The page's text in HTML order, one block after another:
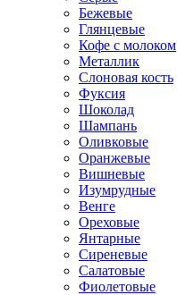
Бежевые
Глянцевые
Кофе с молоком
Металлик
Слоновая кость
Фуксия
Шоколад
Шампань
Оливковые
Оранжевые
Вишневые
Изумрудные
Венге
Ореховые
Янтарные
Сиреневые
Салатовые
Фиолетовые